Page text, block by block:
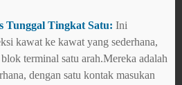
Tunggal Tingkat Satu: Ini
kawat ke kawat yang sederhana,
terminal satu arah.Mereka adalah
dengan satu kontak masukan